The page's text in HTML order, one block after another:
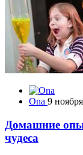
Ona 9
Домашние
чудеса